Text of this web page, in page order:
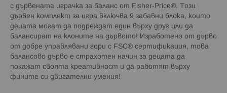
с дървената играчка за баланс от Fisher-Price®. Този
дървен комплект за игра включва 9 забавни блока, които
децата могат да подреждат един върху друг или да
балансират на клоните на дървото! Изработено от дърво
от добре управлявани гори с FSC® сертификация, това
балансово дърво е страхотен начин за децата да
покажат своята креативност и да работят върху
фините си двигателни умения!